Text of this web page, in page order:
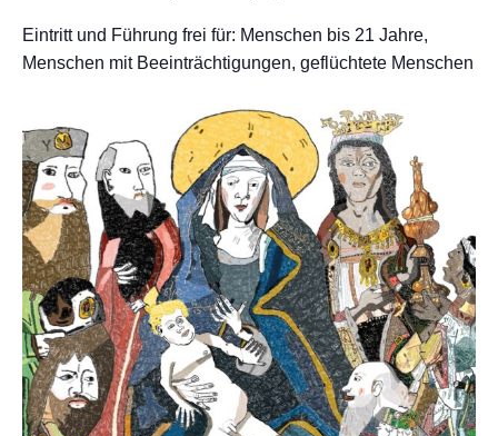
Eintritt und Führung frei für: Menschen bis 21 Jahre,
Menschen mit Beeinträchtigungen, geflüchtete Menschen